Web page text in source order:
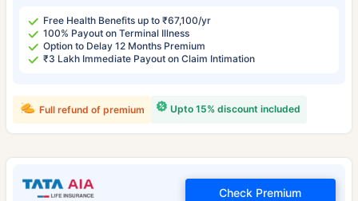
Free Health Benefits up to ₹67,100/yr
100% Payout on Terminal Illness
Option to Delay 12 Months Premium
₹3 Lakh Immediate Payout on Claim Intimation
Upto 15% discount included
Full refund of premium
Check Premium